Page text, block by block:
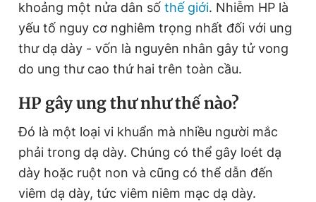
Giấy phép xuất bản số 110/GP - BTTTT cấp ngày 24.3.2020
© 2003-2026 Bản quyền thuộc về Báo Thanh Niên. Cấm sao
chép dưới mọi hình thức nếu không có sự chấp thuận bằng văn
bản. Phát triển bởi ePi Technologies, JSC.
khoảng một nửa dân số thế giới. Nhiễm HP là
yếu tố nguy cơ nghiêm trọng nhất đối với ung
thư dạ dày - vốn là nguyên nhân gây tử vong
do ung thư cao thứ hai trên toàn cầu.
HP gây ung thư như thế nào?
Đó là một loại vi khuẩn mà nhiều người mắc
phải trong dạ dày. Chúng có thể gây loét dạ
dày hoặc ruột non và cũng có thể dẫn đến
viêm dạ dày, tức viêm niêm mạc dạ dày.